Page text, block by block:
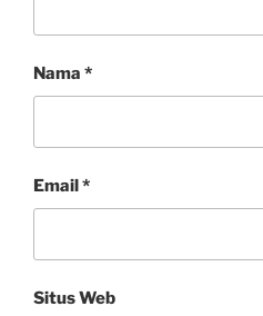
Nama *
Email*
Situs Web